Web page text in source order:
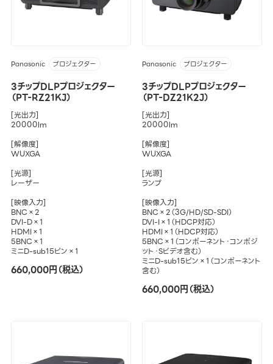
Panasonic プロジェクター
3チップDLPプロジェクター
（PT-RZ21KJ）
[光出力]
20000lm
[解像度]
WUXGA
[光源]
レーザー
[映像入力]
BNC×2
DVI-D×1
HDMI×1
5BNC×1
ミニD-sub15ピン×1
660,000円（税込）
Panasonic プロジェクター
3チップDLPプロジェクター
（PT-DZ21K2J）
[光出力]
20000lm
[解像度]
WUXGA
[光源]
ランプ
[映像入力]
BNC×2（3G/HD/SD-SDI）
DVI-I×1（HDCP対応）
HDMI×1（HDCP対応）
5BNC×1（コンポーネント・コンポジ
ット・Sビデオ含む）
ミニD-sub15ピン×1（コンポーネント
含む）
660,000円（税込）